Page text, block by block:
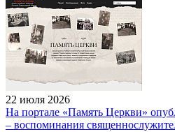
22 июля 2026
На портале «Память Церкви»
– воспоминания